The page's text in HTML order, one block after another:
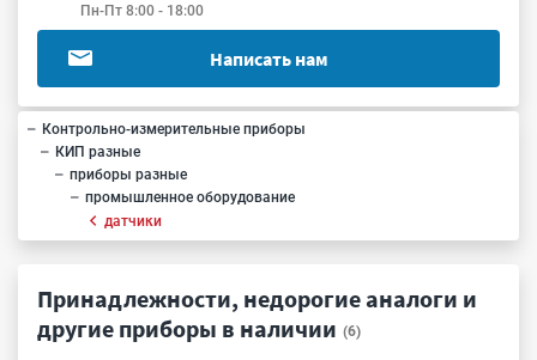
Пн-Пт 8:00 - 18:00
Написать нам
Контрольно-измерительные приборы
КИП разные
приборы разные
промышленное оборудование
датчики
Принадлежности, недорогие аналоги и
другие приборы в наличии (6)